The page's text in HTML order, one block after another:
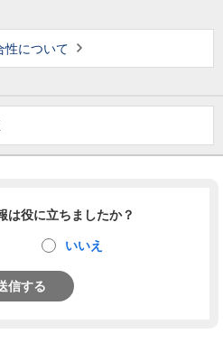
性について
は役に立ちましたか？
いいえ
信する